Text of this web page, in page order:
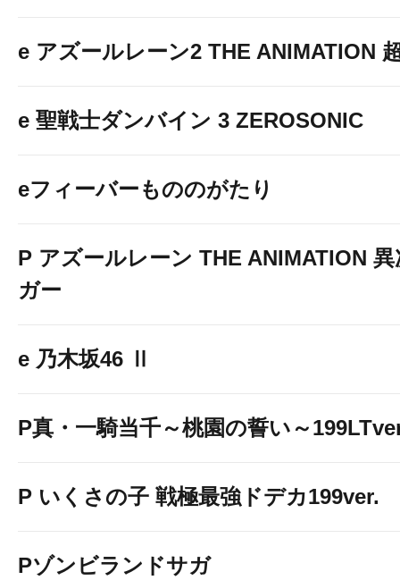
e アズールレーン2 THE ANIMATION
e 聖戦士ダンバイン 3 ZEROSONIC
eフィーバーもののがたり
P アズールレーン THE ANIMATION
ガー
e 乃木坂46 Ⅱ
P真・一騎当千～桃園の誓い～
P いくさの子 戦極最強ドデカ199ver.
Pゾンビランドサガ